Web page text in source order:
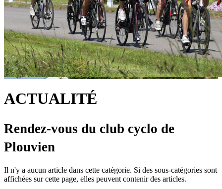
ACTUALITÉ
Rendez-vous du club cyclo de
Plouvien
Il n'y a aucun article dans cette catégorie. Si des sous-catégories sont
affichées sur cette page, elles peuvent contenir des articles.